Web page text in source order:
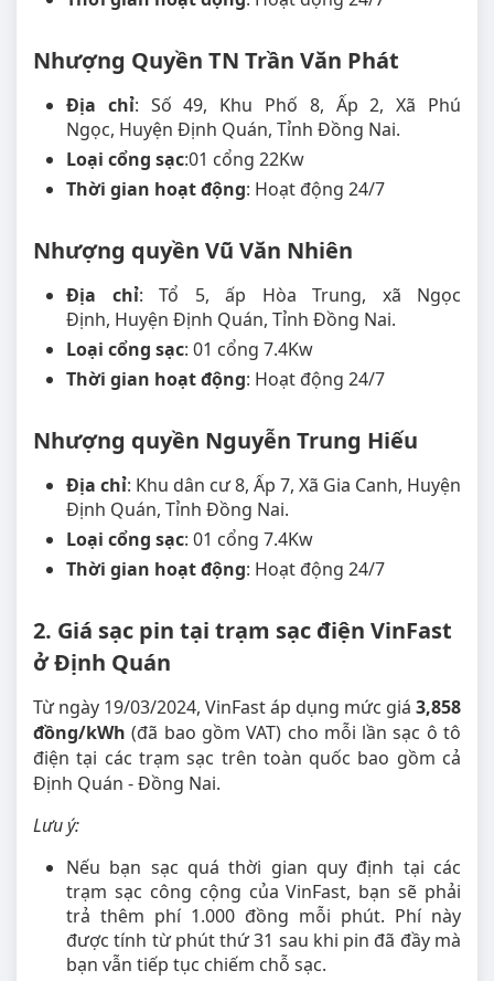
Nhượng Quyền TN Trần Văn Phát
Địa chỉ: Số 49, Khu Phố 8, Ấp 2, Xã Phú
Ngọc, Huyện Định Quán, Tỉnh Đồng Nai.
Loại cổng sạc:01 cổng 22Kw
Thời gian hoạt động: Hoạt động 24/7
Nhượng quyền Vũ Văn Nhiên
Địa chỉ: Tổ 5, ấp Hòa Trung, xã Ngọc
Định, Huyện Định Quán, Tỉnh Đồng Nai.
Loại cổng sạc: 01 cổng 7.4Kw
Thời gian hoạt động: Hoạt động 24/7
Nhượng quyền Nguyễn Trung Hiếu
Địa chỉ: Khu dân cư 8, Ấp 7, Xã Gia Canh, Huyện
Định Quán, Tỉnh Đồng Nai.
Loại cổng sạc: 01 cổng 7.4Kw
Thời gian hoạt động: Hoạt động 24/7
2. Giá sạc pin tại trạm sạc điện VinFast
ở Định Quán
Từ ngày 19/03/2024, VinFast áp dụng mức giá 3,858
đồng/kWh (đã bao gồm VAT) cho mỗi lần sạc ô tô
điện tại các trạm sạc trên toàn quốc bao gồm cả
Định Quán - Đồng Nai.
Lưu ý:
Nếu bạn sạc quá thời gian quy định tại các
trạm sạc công cộng của VinFast, bạn sẽ phải
trả thêm phí 1.000 đồng mỗi phút. Phí này
được tính từ phút thứ 31 sau khi pin đã đầy mà
bạn vẫn tiếp tục chiếm chỗ sạc.